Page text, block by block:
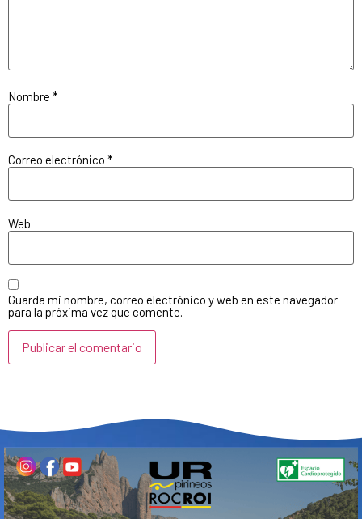
Nombre *
Correo electrónico *
Web
Guarda mi nombre, correo electrónico y web en este navegador
para la próxima vez que comente.